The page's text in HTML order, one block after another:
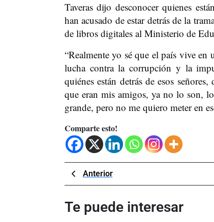
Taveras dijo desconocer quienes
han acusado de estar detrás de la
de libros digitales al Ministerio de
“Realmente yo sé que el país vive
lucha contra la corrupción y la
quiénes están detrás de esos
que eran mis amigos, ya no lo son,
grande, pero no me quiero meter en
Comparte esto!
Navegación
de
entradas
AnteriorPrevious
Post
Te puede interesar